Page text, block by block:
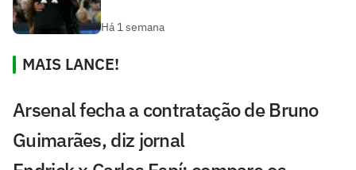
Há 1 semana
MAIS LANCE!
Arsenal fecha a contratação de Bruno
Guimarães, diz jornal